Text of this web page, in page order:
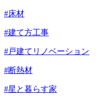
#床材
#建て方工事
#戸建てリノベーション
#断熱材
#星と暮らす家